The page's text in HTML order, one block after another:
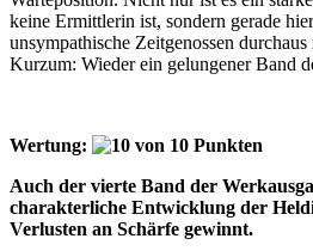
keine Ermittlerin ist, sondern gerade
unsympathische Zeitgenossen
Kurzum: Wieder ein gelungener Band
Wertung:
Auch der vierte Band der
charakterliche Entwicklung der
Verlusten an Schärfe gewinnt.